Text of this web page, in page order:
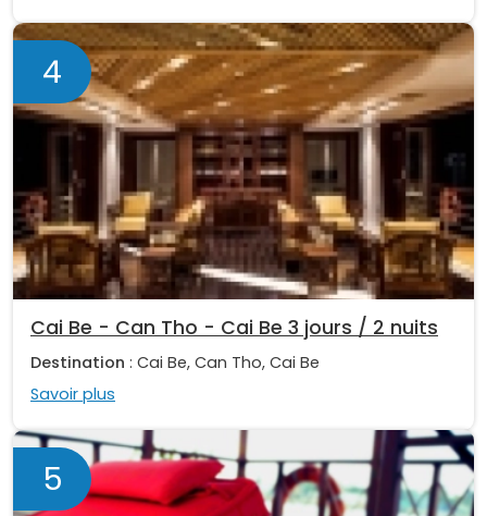
4
Cai Be - Can Tho - Cai Be 3 jours / 2 nuits
Destination : Cai Be, Can Tho, Cai Be
Savoir plus
5